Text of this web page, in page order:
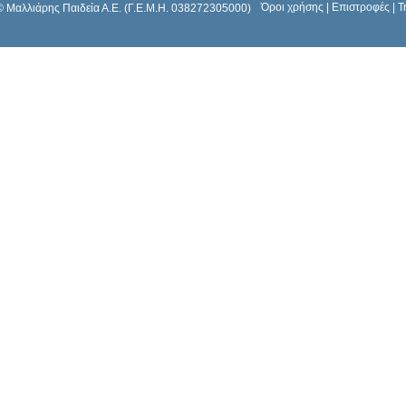
Μαλλιάρης Παιδεία Α.Ε. (Γ.Ε.Μ.Η. 038272305000)
Όροι χρήσης Επιστροφές